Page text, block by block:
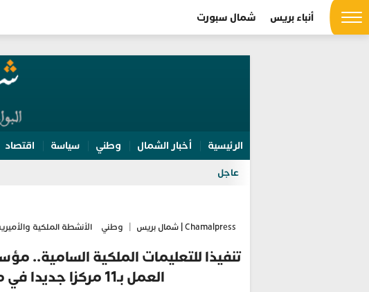
أنباء بريس شمال سبورت
الرئيسية أخبار الشمال وطني سياسة اقتصاد
عاجل
Chamalpress | شمال بريس وطني الأنشطة الملكية
تنفيذا للتعليمات الملكية
العمل بـ11 مركزا جديدا في مدن مختلفة بالمملكة